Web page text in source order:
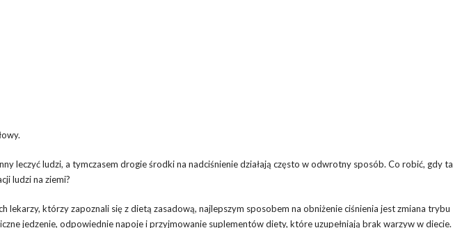
leczyć ludzi, a tymczasem drogie środki na nadciśnienie działają często w odwrotny sposób. Co robić, gdy ta
ludzi na ziemi?
lekarzy, którzy zapoznali się z dietą zasadową, najlepszym sposobem na obniżenie ciśnienia jest zmiana trybu
jedzenie, odpowiednie napoje i przyjmowanie suplementów diety, które uzupełniają brak warzyw w diecie.